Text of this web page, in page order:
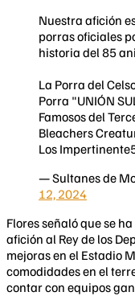
Nuestra afición
porras oficiales
historia del 85
La Porra del
Porra "UNIÓN
Famosos del
Bleachers
Los
— Sultanes de
12, 2024
Flores señaló que se
afición al Rey de los
mejoras en el Estadio
comodidades en el
contar con equipos